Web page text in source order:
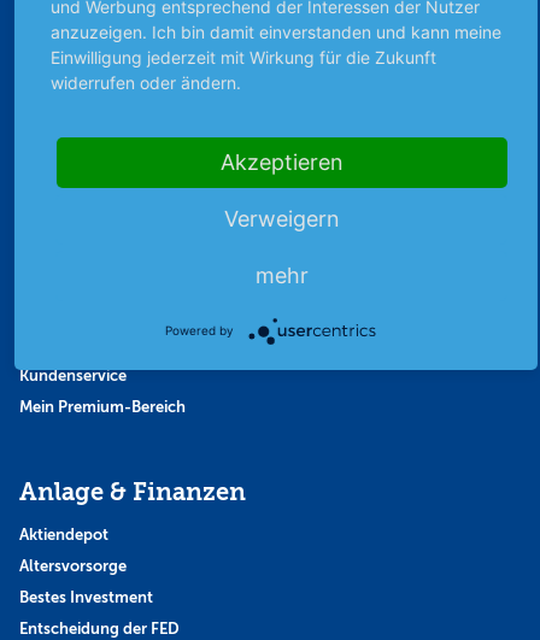
Strategie
Thema der Woche
Themen & Börse
Abo & Shop
Kundenservice
Mein Premium-Bereich
Anlage & Finanzen
Aktiendepot
Altersvorsorge
Bestes Investment
Entscheidung der FED
und Werbung entsprechend der Interessen der Nutzer
anzuzeigen. Ich bin damit einverstanden und kann meine
Einwilligung jederzeit mit Wirkung für die Zukunft
widerrufen oder ändern.
Akzeptieren
Verweigern
mehr
Powered by